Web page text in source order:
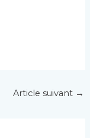
Article suivant →